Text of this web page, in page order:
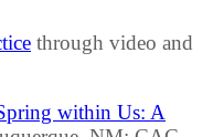
through video and
within Us: A